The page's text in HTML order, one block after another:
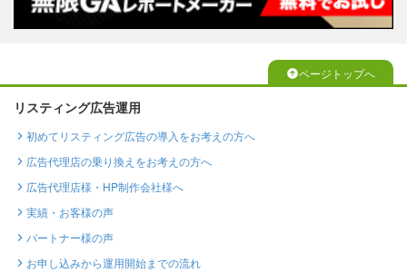
ページトップへ
リスティング広告運用
初めてリスティング広告の導入をお考えの方へ
広告代理店の乗り換えをお考えの方へ
広告代理店様・HP制作会社様へ
実績・お客様の声
パートナー様の声
お申し込みから運用開始までの流れ